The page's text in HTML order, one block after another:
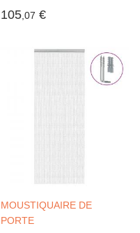
105,07 €
MOUSTIQUAIRE DE
PORTE